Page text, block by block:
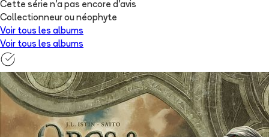
Cette série n'a pas encore d'avis
Collectionneur ou néophyte
Voir tous les albums
Voir tous les albums